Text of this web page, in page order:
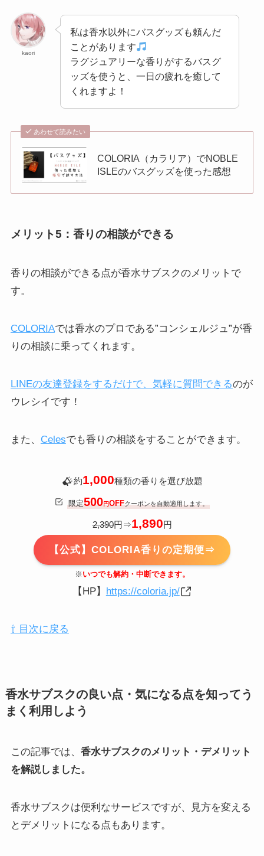
kaori
私は香水以外にバスグッズも頼んだ
ことがあります
ラグジュアリーな香りがするバスグ
ッズを使うと、一日の疲れを癒して
くれますよ！
あわせて読みたい
COLORIA（カラリア）でNOBLE
ISLEのバスグッズを使った感想
メリット5：香りの相談ができる
香りの相談ができる点が香水サブスクのメリットで
す。
COLORIAでは香水のプロである”コンシェルジュ”が香
りの相談に乗ってくれます。
LINEの友達登録をするだけで、気軽に質問できるのが
ウレシイです！
また、 Celesでも香りの相談をすることができます。
約1,000種類の香りを選び放題
限定500円OFFクーポンを自動適用します。
2,390円⇒1,890円
【公式】COLORIA香りの定期便⇒
※ いつでも解約・中断できます。
【HP】 https://coloria.jp/
⇧ 目次に戻る
香水サブスクの良い点・気になる点を知ってう
まく利用しよう
この記事では、 香水サブスクのメリット・デメリット
を解説しました。
香水サブスクは便利なサービスですが、見方を変える
とデメリットになる点もあります。